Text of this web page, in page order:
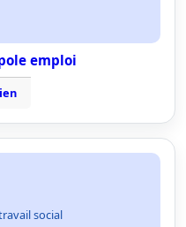
emploi
social